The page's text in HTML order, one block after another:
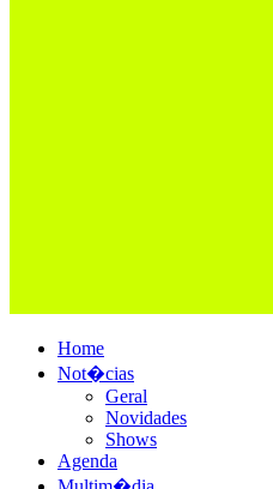
Home
Not�cias
Geral
Novidades
Shows
Agenda